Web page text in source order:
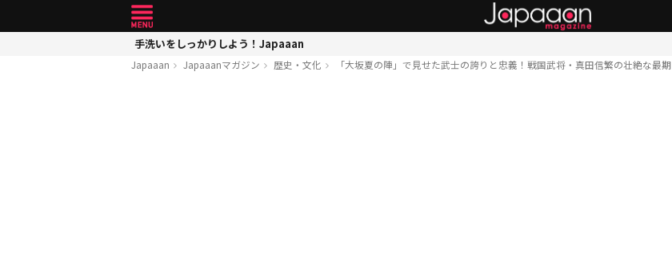
手洗いをしっかりしよう！Japaaan
Japaaan Japaaanマガジン 歴史・文化 「大坂夏の陣」で見せた武士の誇りと忠義！戦国武将・真田信繁の壮絶な最期